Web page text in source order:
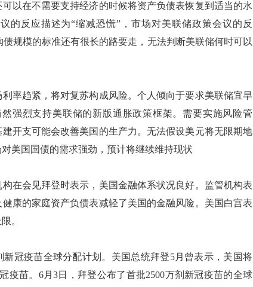
以在不需要支持经济的时候将资产负债表恢复到适当的水
的反应描述为“缩减恐慌”，市场对美联储政策会议的反
规模的标准还有很长的路要走，无法判断美联储何时可以
趋紧，将对复苏构成风险。个人倾向于要求美联储宜早
强烈支持美联储的新版通胀政策框架。需要实施风险管
开支可能会改善美国的生产力。无法假设美元将无限期地
美国国债的需求强劲，预计将继续维持现状
会见拜登时表示，美国金融体系状况良好。监管机构表
康的家庭资产负债表减轻了美国的金融风险。美国白宫表
。
冠疫苗全球分配计划。美国总统拜登5月曾表示，美国将
疫苗。6月3日，拜登公布了首批2500万剂新冠疫苗的全球